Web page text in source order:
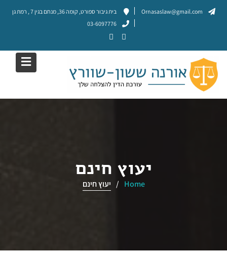
Skip
Ornasaslaw@gmail.com
בית גיבור ספורט, קומה 36, מנחם בגין 7 , רמת גן
03-6097776
יעוץ חינם
Home יעוץ חינם